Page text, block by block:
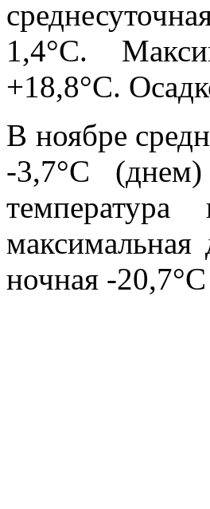
1,4°С.
+18,8°С.
В ноябре
-3,7°С
ночная -